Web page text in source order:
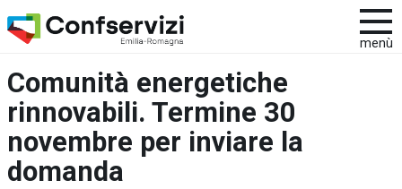
menù
Comunità energetiche
rinnovabili. Termine 30
novembre per inviare la
domanda